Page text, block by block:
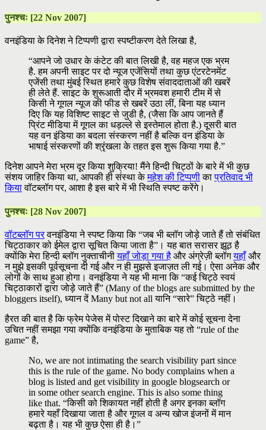
पुनश्चः [22 Nov 2007]
वनइंडिया के दिनेश ने टिप्पणी द्वारा स्पष्टीकरण देते लिखा है,
“आपने जो उधार के कंटेट की बात लिखी है, वह महज एक भ्रम
है. हम अपनी साइट पर दो न्यूज एजेंसियों तथा कुछ एंटरटेनमेंट
एजेंसी तथा मुंबई स्थित हमारे कुछ विशेष संवाददाताओं की खबरें
ही लेते हैं. साइट के शुरूआती दौर में भ्रमवश हमारी टीम में से
किसी ने गूगल न्यूज की फीड से खबरें उठा लीं, बिना यह ध्यान
दिए कि यह विशिष्ट साइट से जुडी है, (जैसा कि आप जानते हैं
प्रिंट मीडिया में गूगल का धड़ल्ले से इस्तेमाल होता है.) दूसरी बात
यह वन इंडिया का बदला संस्करण नहीं है बल्कि वन इंडिया के
भाषाई संस्करणों की श्रृंखला के तहत इस शुरू किया गया है.”
दिनेश आपने मेरा भ्रम दूर किया शुक्रिया! मैंने हिन्दी चिट्ठों के बारे में भी कुछ
संशय जाहिर किया था, आपकी ही संस्था केमहेश की टिप्पणीकाप्रतिवाद भी
कियावॉटब्लॉग पर, आशा है इस बारे में भी स्थिति स्पष्ट करेंगे।
पुनश्चः [28 Nov 2007]
वॉटब्लॉग परवनइंडिया ने स्पष्ट किया कि “जब भी ब्लॉग जोड़े जाते हैं तो संबंधित
चिट्ठाकार को ईमेल द्वारा सूचित किया जाता है”। यह बात सरासर झूठ है
क्योंकि मेरा हिन्दी ब्लॉग नुक्ताचीनीयहाँ जोड़ा गया है और अंग्रेज़ी ब्लॉगयहाँऔर
न मुझे इसकी पूर्वसूचना दी गई और न ही मुझसे इजाज़त ली गई। ऐसा अनेक और
लोगों के साथ हुआ होगा। वनइंडिया ने यह भी माना कि “कई चिट्ठे स्वयं
चिट्ठाकारों द्वारा जोड़े जाते हैं” (Many of the blogs are submitted by the
bloggers itself), ध्यान दें Many but not all यानि “सारे” चिट्ठे नहीं।
हैरत की बात है कि फ्रेम पेजेस में पोस्ट दिखाने का बारे में कोई सूचना देना
उचित नहीं समझा गया क्योंकि वनइंडिया के मुताबिक यह तो “rule of the
game” है,
No, we are not intimating the search visibility part since
this is the rule of the game. No body complains when a
blog is listed and get visibility in google blogsearch or
in some other search engine. This is also some thing
like that. “किसी को शिकायत नहीं होती है अगर इनका ब्लॉग
हमारे यहाँ दिखाया जाता है और गूगल व अन्य खोज इंजनों में मान
बढ़ता है। यह भी कुछ ऐसा ही है।”